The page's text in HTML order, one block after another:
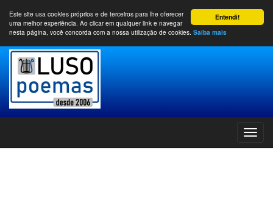
Entendi!
Este site usa cookies próprios e de terceiros para lhe oferecer
uma melhor experiência. Ao clicar em qualquer link e navegar
nesta página, você concorda com a nossa utilização de cookies. Saiba mais